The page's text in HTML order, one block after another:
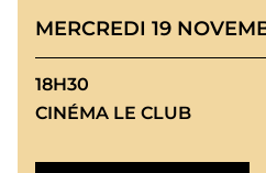
MERCREDI 19
18H30
CINÉMA LE CLUB